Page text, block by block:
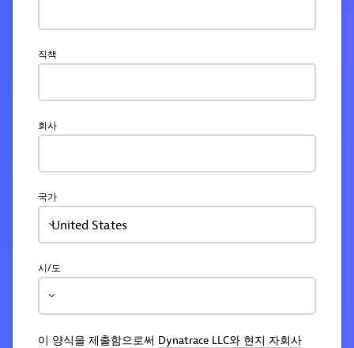
직책
회사
국가
United States
시/도
이 양식을 제출함으로써 Dynatrace LLC와 현지 자회사